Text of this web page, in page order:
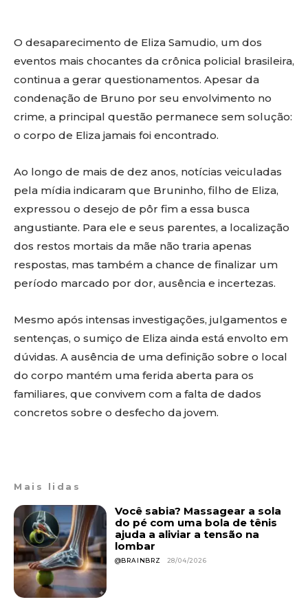
O desaparecimento de Eliza Samudio, um dos
eventos mais chocantes da crônica policial brasileira,
continua a gerar questionamentos. Apesar da
condenação de Bruno por seu envolvimento no
crime, a principal questão permanece sem solução:
o corpo de Eliza jamais foi encontrado.
Ao longo de mais de dez anos, notícias veiculadas
pela mídia indicaram que Bruninho, filho de Eliza,
expressou o desejo de pôr fim a essa busca
angustiante. Para ele e seus parentes, a localização
dos restos mortais da mãe não traria apenas
respostas, mas também a chance de finalizar um
período marcado por dor, ausência e incertezas.
Mesmo após intensas investigações, julgamentos e
sentenças, o sumiço de Eliza ainda está envolto em
dúvidas. A ausência de uma definição sobre o local
do corpo mantém uma ferida aberta para os
familiares, que convivem com a falta de dados
concretos sobre o desfecho da jovem.
Mais lidas
Você sabia? Massagear a sola
do pé com uma bola de tênis
ajuda a aliviar a tensão na
lombar
@BRAINBRZ 28/04/2026